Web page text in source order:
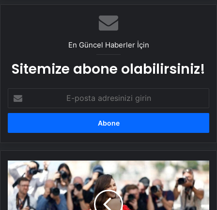
En Güncel Haberler İçin
Sitemize abone olabilirsiniz!
posta
adresinizi
Selena
Gomez,
hakkındaki
oyuncu